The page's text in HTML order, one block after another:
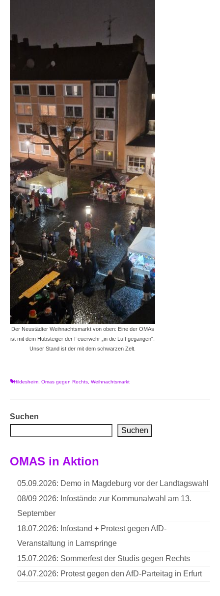
Der Neustädter Weihnachtsmarkt von oben: Eine der OMAs
ist mit dem Hubsteiger der Feuerwehr „in die Luft gegangen“.
Unser Stand ist der mit dem schwarzen Zelt.
Hildesheim, Omas gegen Rechts, Weihnachtsmarkt
Suchen
Suchen
OMAS in Aktion
05.09.2026: Demo in Magdeburg vor der Landtagswahl
08/09 2026: Infostände zur Kommunalwahl am 13.
September
18.07.2026: Infostand + Protest gegen AfD-
Veranstaltung in Lamspringe
15.07.2026: Sommerfest der Studis gegen Rechts
04.07.2026: Protest gegen den AfD-Parteitag in Erfurt